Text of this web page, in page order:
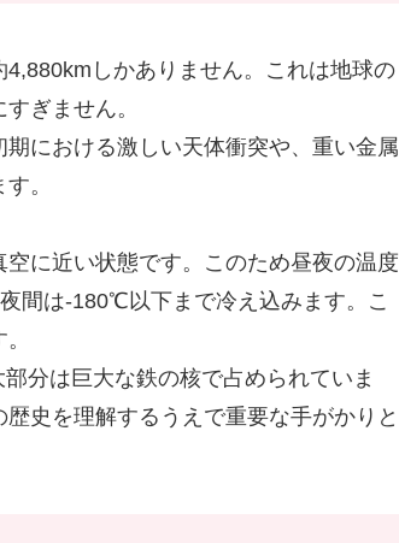
しかありません。これは地球の
ぎません。
における激しい天体衝突や、重い金属
。
に近い状態です。このため昼夜の温度
間は-180℃以下まで冷え込みます。こ
分は巨大な鉄の核で占められていま
史を理解するうえで重要な手がかりと